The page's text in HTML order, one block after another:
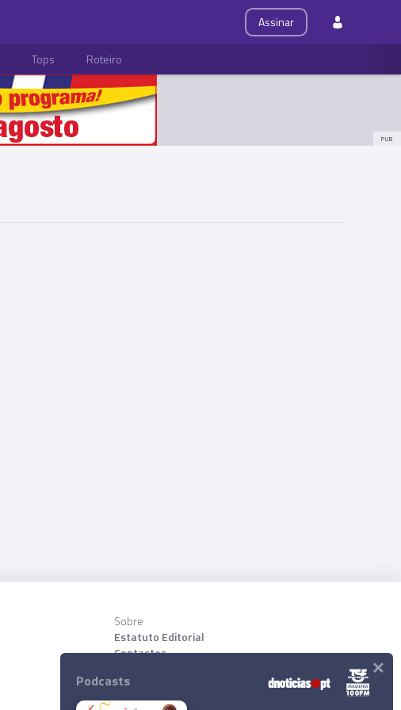
Assinar
Tops Roteiro
PUB
Sobre
Estatuto Editorial
Contactos
Download App
Podcasts ×